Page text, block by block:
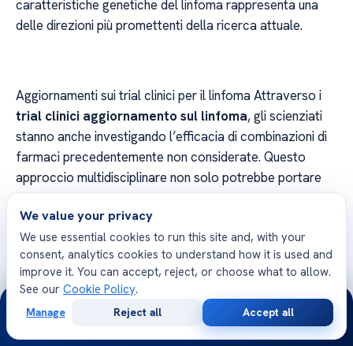
caratteristiche genetiche del linfoma rappresenta una
delle direzioni più promettenti della ricerca attuale.
Aggiornamenti sui trial clinici per il linfoma Attraverso i
trial clinici aggiornamento sul linfoma, gli scienziati
stanno anche investigando l’efficacia di combinazioni di
farmaci precedentemente non considerate. Questo
approccio multidisciplinare non solo potrebbe portare
alla scoperta di cure più efficaci ma anche ridurre il
rischio di recidiva della malattia. La collaborazione
internazionale tra centri di ricerca è fondamentale per
accelerare questi progressi e condividere le scoperte in
tempo reale.
We value your privacy
We use essential cookies to run this site and, with your
consent, analytics cookies to understand how it is used and
improve it. You can accept, reject, or choose what to allow.
See our Cookie Policy.
Manage Reject all Accept all
24/7
Consultation
Opinion